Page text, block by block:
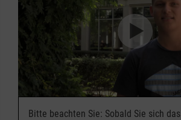
Bitte beachten Sie: Sobald Sie sich